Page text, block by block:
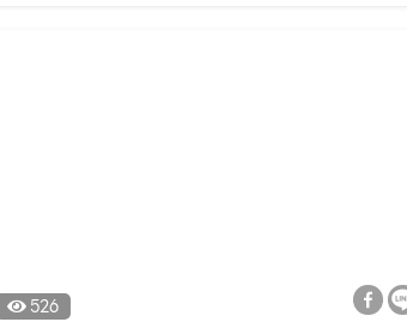
526